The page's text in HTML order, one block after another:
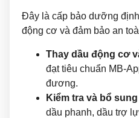
Đây là cấp bảo dưỡng
động cơ và đảm bảo an
Thay dầu động cơ
đạt tiêu chuẩn MB-
đương.
Kiểm tra và bổ sung
dầu phanh, dầu trợ